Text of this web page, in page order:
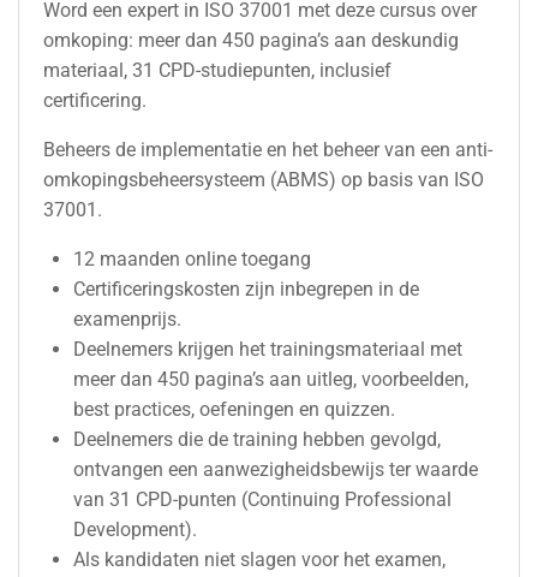
Word een expert in ISO 37001 met deze cursus over
omkoping: meer dan 450 pagina’s aan deskundig
materiaal, 31 CPD-studiepunten, inclusief
certificering.
Beheers de implementatie en het beheer van een anti-
omkopingsbeheersysteem (ABMS) op basis van ISO
37001.
12 maanden online toegang
Certificeringskosten zijn inbegrepen in de
examenprijs.
Deelnemers krijgen het trainingsmateriaal met
meer dan 450 pagina’s aan uitleg, voorbeelden,
best practices, oefeningen en quizzen.
Deelnemers die de training hebben gevolgd,
ontvangen een aanwezigheidsbewijs ter waarde
van 31 CPD-punten (Continuing Professional
Development).
Als kandidaten niet slagen voor het examen,